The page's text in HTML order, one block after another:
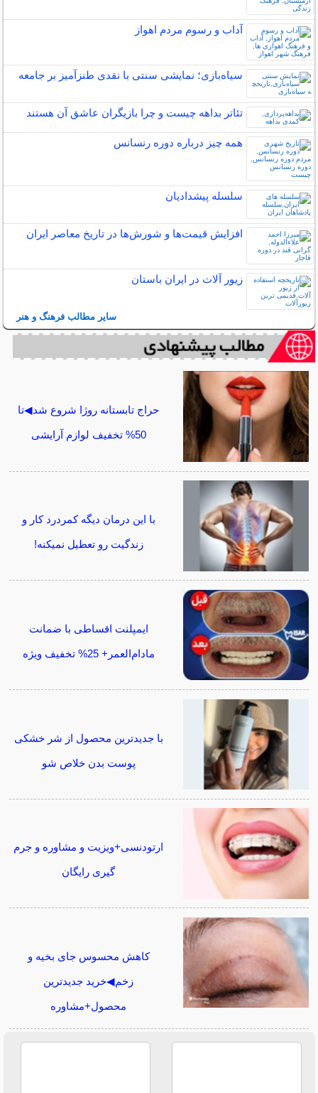
آداب و رسوم مردم اهواز
سیاه‌بازی؛ نمایشی سنتی با نقدی طنزآمیز بر جامعه
تئاتر بداهه چیست و چرا بازیگران عاشق آن هستند
همه چیز درباره دوره رنسانس
سلسله پیشدادیان
افزایش قیمت‌ها و شورش‌ها در تاریخ معاصر ایران
زیور آلات در ایران باستان
سایر مطالب فرهنگ و هنر
حراج تابستانه روژا شروع شد◀تا
50% تخفیف لوازم آرایشی
با این درمان دیگه کمردرد کار و
زندگیت رو تعطیل نمیکنه!
ایمپلنت اقساطی با ضمانت
مادام‌العمر+ 25% تخفیف ویژه
با جدیدترین محصول از شر خشکی
پوست بدن خلاص شو
ارتودنسی+ویزیت و مشاوره و جرم
گیری رایگان
کاهش محسوس جای بخیه و
زخم◀خرید جدیدترین
محصول+مشاوره